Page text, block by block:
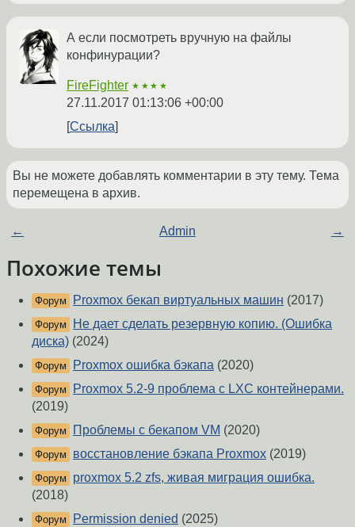
А если посмотреть вручную на файлы
конфинурации?
FireFighter ★★★★
27.11.2017 01:13:06 +00:00
Ссылка
Вы не можете добавлять комментарии в эту тему. Тема
перемещена в архив.
← Admin →
Похожие темы
Форум Proxmox бекап виртуальных машин (2017)
Форум
Не дает сделать резервную копию. (Ошибка
диска) (2024)
Форум Proxmox ошибка бэкапа (2020)
Форум
Proxmox 5.2-9 проблема с LXC контейнерами.
(2019)
Форум Проблемы с бекапом VM (2020)
Форум восстановление бэкапа Proxmox (2019)
Форум
proxmox 5.2 zfs, живая миграция ошибка.
(2018)
Форум Permission denied (2025)